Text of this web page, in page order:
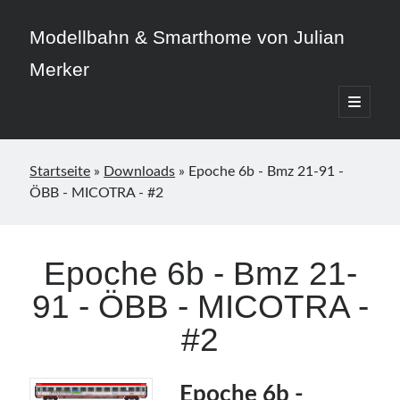
Modellbahn & Smarthome von Julian
Merker
open
primary
Sidebar
Allgemein
Home Assistant
Modellbahn
Startseite » Downloads » Epoche 6b - Bmz 21-91 -
ÖBB - MICOTRA - #2
Epoche 6b - Bmz 21-
91 - ÖBB - MICOTRA -
#2
Epoche 6b -